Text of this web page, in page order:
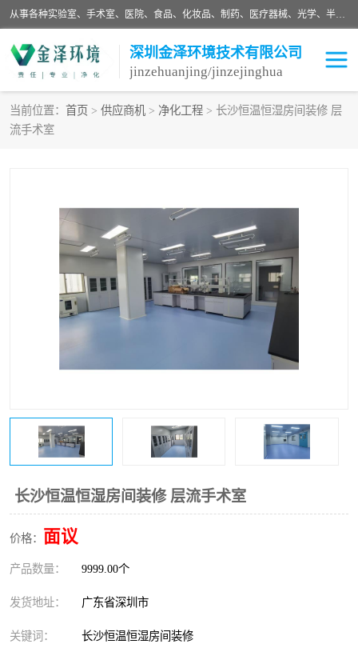
从事各种实验室、手术室、医院、食品、化妆品、制药、医疗器械、光学、半导体、精密电子等无尘车间行业的洁净车间装修设计、净化设备、恒温恒湿空调的设计制作与安装、净化系统工程项目施工及其技术支持服务。
深圳金泽环境技术有限公司
jinzehuanjing/jinzejinghua
当前位置： 首页 > 供应商机 > 净化工程 > 长沙恒温恒湿房间装修 层
流手术室
长沙恒温恒湿房间装修 层流手术室
价格： 面议
产品数量： 9999.00个
发货地址： 广东省深圳市
关键词： 长沙恒温恒湿房间装修
耗材
手术室净化
医药车间净化 生命工程
生物实验室 食品饮料
恒温恒湿净化空调 过滤器